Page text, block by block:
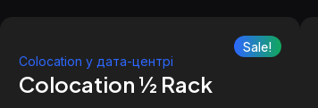
Sale!
Colocation у дата-центрі
Colocation ½ Rack